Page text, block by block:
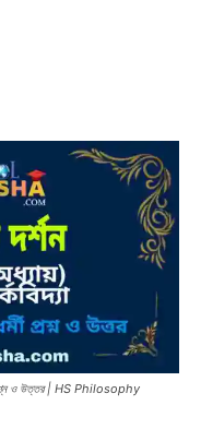
প্রশ্ন ও উত্তর | HS Philosophy